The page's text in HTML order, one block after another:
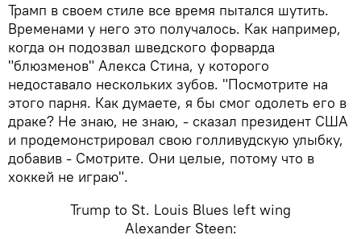
Трамп в своем стиле все время пытался шутить.
Временами у него это получалось. Как например,
когда он подозвал шведского форварда
"блюзменов" Алекса Стина, у которого
недоставало нескольких зубов. "Посмотрите на
этого парня. Как думаете, я бы смог одолеть его в
драке? Не знаю, не знаю, - сказал президент США
и продемонстрировал свою голливудскую улыбку,
добавив - Смотрите. Они целые, потому что в
хоккей не играю".
Trump to St. Louis Blues left wing
Alexander Steen: